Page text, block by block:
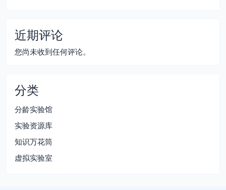
近期评论
您尚未收到任何评论。
分类
分龄实验馆
实验资源库
知识万花筒
虚拟实验室